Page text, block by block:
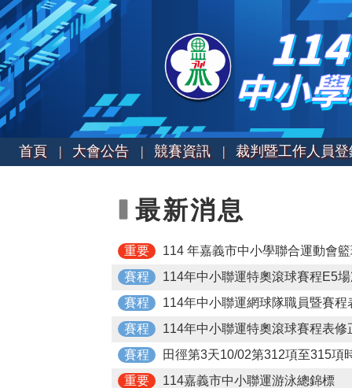
首頁 | 大會公告 | 競賽資訊 | 裁判暨工作人員
最新消息
重要
114 年嘉義市中小學聯合運動會
賽程
114年中小聯運特奧滾球賽程E5
賽程
114年中小聯運網球隊職員暨賽程
賽程
114年中小聯運特奧滾球賽程表修
賽程
田徑第3天10/02第312項至315項
重要
114嘉義市中小聯運游泳總錦標